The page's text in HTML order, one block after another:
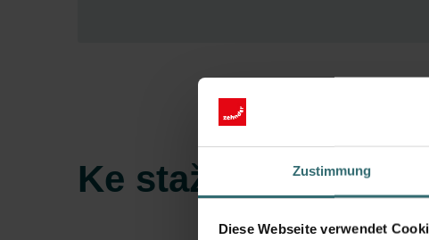
Zustimmung
Diese Webseite verwendet
Ke stažení